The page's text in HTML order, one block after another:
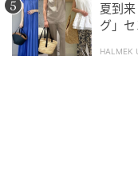
もゴールドで統一
です。
夏到
グ」
HALMEK